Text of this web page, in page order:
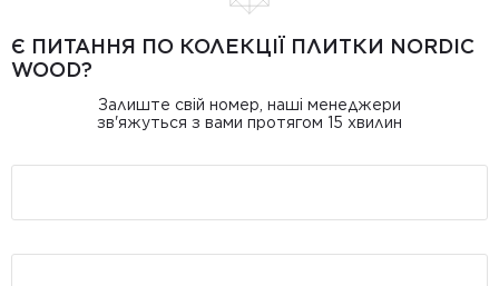
Є ПИТАННЯ ПО КОЛЕКЦІЇ ПЛИТКИ NORDIC
WOOD?
Залиште свій номер, наші менеджери
зв'яжуться з вами протягом 15 хвилин